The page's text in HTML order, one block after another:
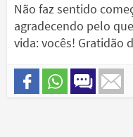
Não faz sentido
agradecendo pelo
vida: vocês! Gratidão